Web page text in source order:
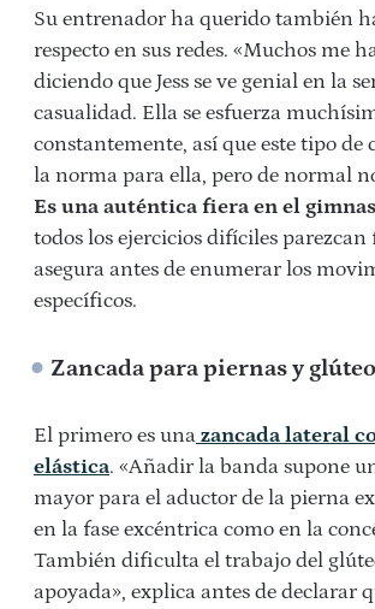
Su entrenador ha querido también
respecto en sus redes. «Muchos me
diciendo que Jess se ve genial en la
casualidad. Ella se esfuerza
constantemente, así que este tipo de
la norma para ella, pero de normal
Es una auténtica fiera en el
todos los ejercicios difíciles parezcan
asegura antes de enumerar los
específicos.
Zancada para piernas y
El primero es una zancada lateral
elástica. «Añadir la banda supone
mayor para el aductor de la pierna
en la fase excéntrica como en la
También dificulta el trabajo del
apoyada», explica antes de declarar